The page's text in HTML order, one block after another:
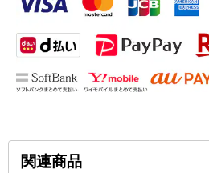
関連商品